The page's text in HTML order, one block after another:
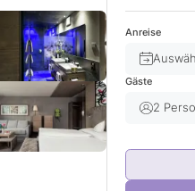
Anreise
Gäste
2
Kind(er)